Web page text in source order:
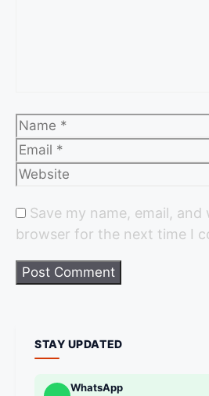
Save my name, email,
browser for the next time I
STAY UPDATED
WhatsApp